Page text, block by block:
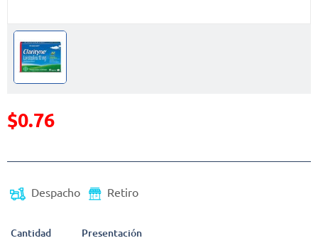
Precio reducido de
$0.76
Despacho Retiro
Cantidad Presentación